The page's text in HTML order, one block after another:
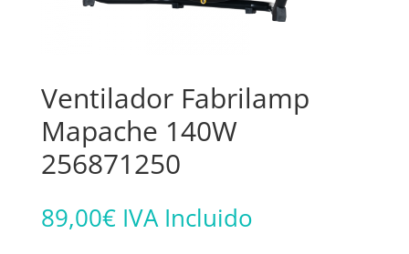
Ventilador Fabrilamp
Mapache 140W
256871250
89,00€ IVA Incluido